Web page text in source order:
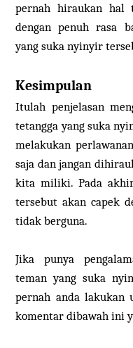
pernah hiraukan hal
dengan penuh rasa
yang suka nyinyir
Kesimpulan
Itulah penjelasan
tetangga yang suka
melakukan
saja dan jangan
kita miliki. Pada
tersebut akan capek
tidak berguna.
Jika punya
teman yang suka
pernah anda lakukan
komentar dibawah ini